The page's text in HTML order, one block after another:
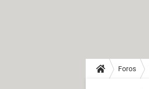
Foros